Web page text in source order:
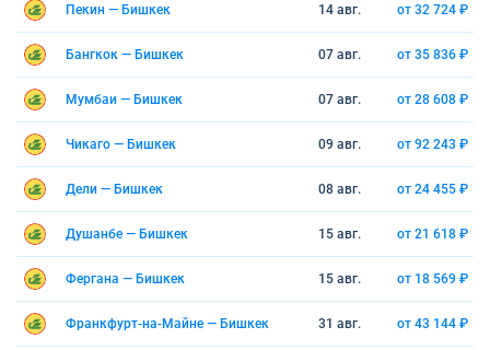
Пекин — Бишкек 14 авг. от 32 724 ₽
Бангкок — Бишкек 07 авг. от 35 836 ₽
Мумбаи — Бишкек 07 авг. от 28 608 ₽
Чикаго — Бишкек 09 авг. от 92 243 ₽
Дели — Бишкек 08 авг. от 24 455 ₽
Душанбе — Бишкек 15 авг. от 21 618 ₽
Фергана — Бишкек 15 авг. от 18 569 ₽
Франкфурт-на-Майне — Бишкек 31 авг. от 43 144 ₽